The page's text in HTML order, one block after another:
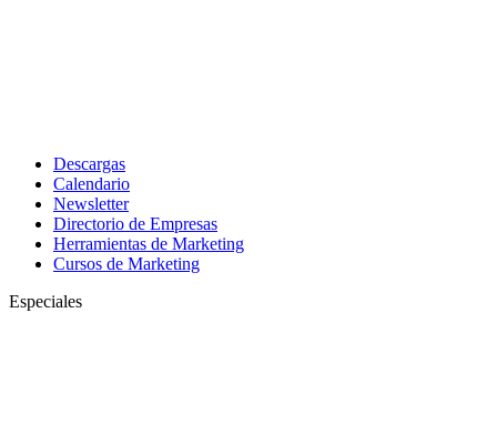
Descargas
Calendario
Newsletter
Directorio de Empresas
Herramientas de Marketing
Cursos de Marketing
Especiales